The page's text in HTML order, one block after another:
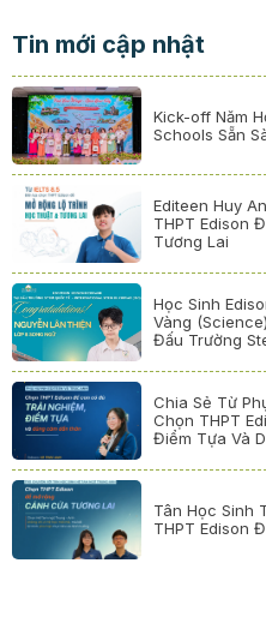
Tin mới cập nhật
Kick-off Năm
Schools Sẵn
Editeen Huy
THPT Edison
Tương Lai
Học Sinh
Vàng
Đấu Trường
Chia Sẻ Từ
Chọn THPT
Điểm Tựa Và
Tân Học Sinh
THPT Edison